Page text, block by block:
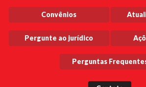
Convênios
Pergunte ao jurídico
Perguntas